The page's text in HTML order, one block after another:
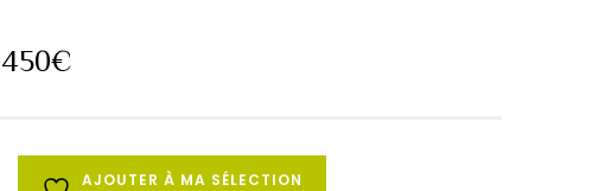
450€
AJOUTER À MA SÉLECTION